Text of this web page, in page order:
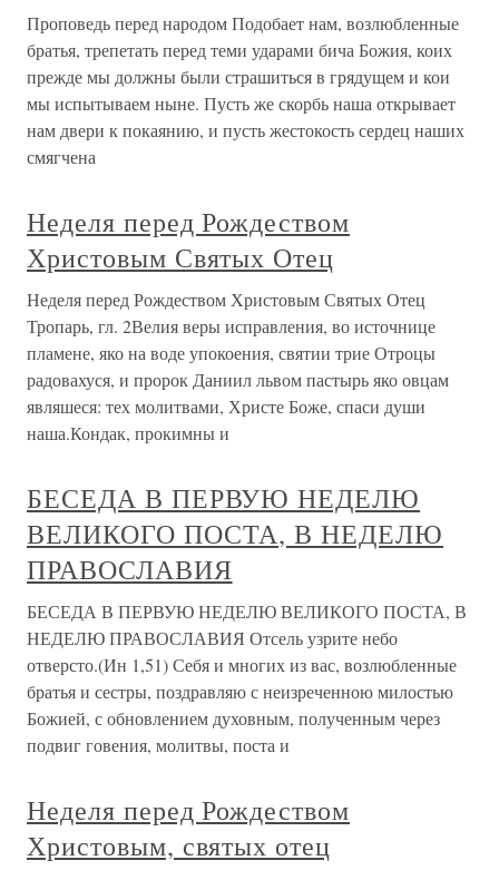
Проповедь перед народом Подобает нам, возлюбленные
братья, трепетать перед теми ударами бича Божия, коих
прежде мы должны были страшиться в грядущем и кои
мы испытываем ныне. Пусть же скорбь наша открывает
нам двери к покаянию, и пусть жестокость сердец наших
смягчена
Неделя перед Рождеством
Христовым Святых Отец
Неделя перед Рождеством Христовым Святых Отец
Тропарь, гл. 2Велия веры исправления, во источнице
пламене, яко на воде упокоения, святии трие Отроцы
радовахуся, и пророк Даниил львом пастырь яко овцам
являшеся: тех молитвами, Христе Боже, спаси души
наша.Кондак, прокимны и
БЕСЕДА В ПЕРВУЮ НЕДЕЛЮ
ВЕЛИКОГО ПОСТА, В НЕДЕЛЮ
ПРАВОСЛАВИЯ
БЕСЕДА В ПЕРВУЮ НЕДЕЛЮ ВЕЛИКОГО ПОСТА, В
НЕДЕЛЮ ПРАВОСЛАВИЯ Отсель узрите небо
отверсто.(Ин 1,51) Себя и многих из вас, возлюбленные
братья и сестры, поздравляю с неизреченною милостью
Божией, с обновлением духовным, полученным через
подвиг говения, молитвы, поста и
Неделя перед Рождеством
Христовым, святых отец